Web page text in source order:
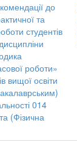
до
та
студентів
роботи»
вищої освіти
014
(Фізична